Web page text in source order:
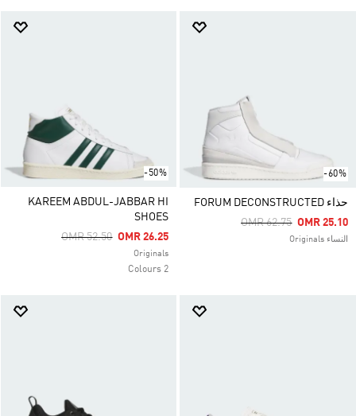
-60%
حذاء FORUM DECONSTRUCTED
Price Reduced From
OMR 62.75ToOMR 25.10
النساء Originals
-50%
KAREEM ABDUL-JABBAR HI
SHOES
Price Reduced From
OMR 52.50ToOMR 26.25
Originals
2 Colours